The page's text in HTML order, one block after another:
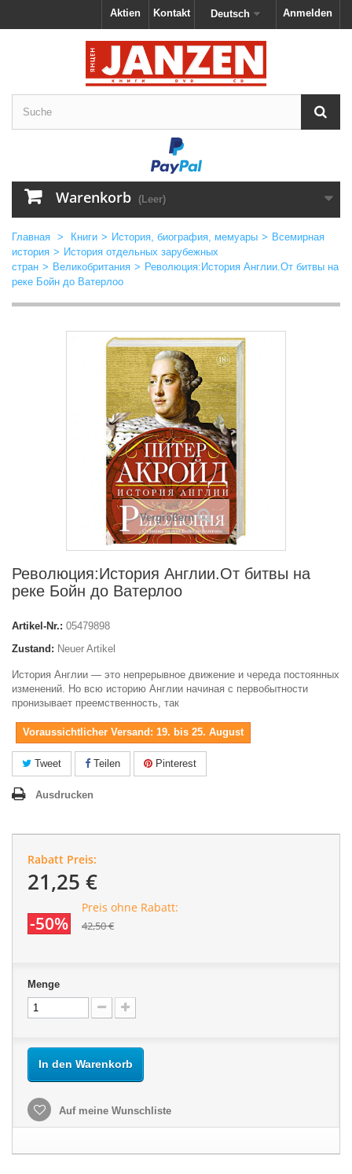
Anmelden
Deutsch
Kontakt
Aktien
Warenkorb (Leer)
Главная > Книги > История, биография, мемуары > Всемирная
история > История отдельных зарубежных
стран > Великобритания > Революция:История Англии.От битвы на
реке Бойн до Ватерлоо
Vergrößern
Революция:История Англии.От битвы на
реке Бойн до Ватерлоо
Artikel-Nr.: 05479898
Zustand: Neuer Artikel
История Англии — это непрерывное движение и череда постоянных
изменений. Но всю историю Англии начиная с первобытности
пронизывает преемственность, так
Voraussichtlicher Versand: 19. bis 25. August
Tweet Teilen Pinterest
Ausdrucken
Rabatt Preis:
21,25 €
-50%
Preis ohne Rabatt:
42,50 €
Menge
In den Warenkorb
Auf meine Wunschliste